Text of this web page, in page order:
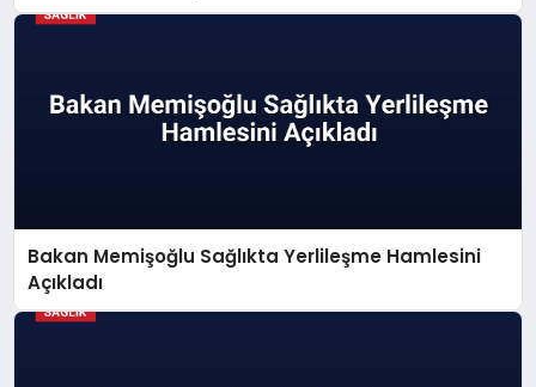
Bakan Memişoğlu Sağlıkta Yerlileşme Hamlesini
Açıkladı